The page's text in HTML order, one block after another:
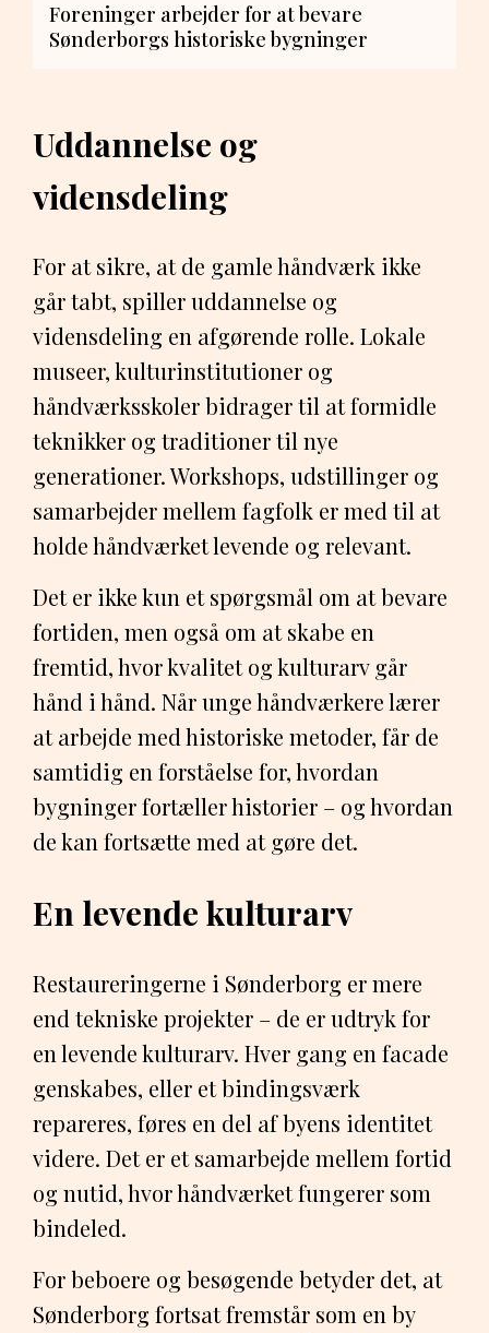
Foreninger arbejder for at bevare
Sønderborgs historiske bygninger
Uddannelse og
vidensdeling
For at sikre, at de gamle håndværk ikke
går tabt, spiller uddannelse og
vidensdeling en afgørende rolle. Lokale
museer, kulturinstitutioner og
håndværksskoler bidrager til at formidle
teknikker og traditioner til nye
generationer. Workshops, udstillinger og
samarbejder mellem fagfolk er med til at
holde håndværket levende og relevant.
Det er ikke kun et spørgsmål om at bevare
fortiden, men også om at skabe en
fremtid, hvor kvalitet og kulturarv går
hånd i hånd. Når unge håndværkere lærer
at arbejde med historiske metoder, får de
samtidig en forståelse for, hvordan
bygninger fortæller historier – og hvordan
de kan fortsætte med at gøre det.
En levende kulturarv
Restaureringerne i Sønderborg er mere
end tekniske projekter – de er udtryk for
en levende kulturarv. Hver gang en facade
genskabes, eller et bindingsværk
repareres, føres en del af byens identitet
videre. Det er et samarbejde mellem fortid
og nutid, hvor håndværket fungerer som
bindeled.
For beboere og besøgende betyder det, at
Sønderborg fortsat fremstår som en by